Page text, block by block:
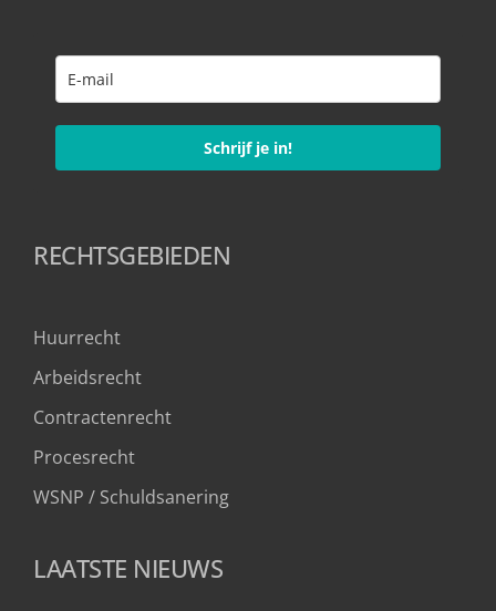
Schrijf je in!
RECHTSGEBIEDEN
Huurrecht
Arbeidsrecht
Contractenrecht
Procesrecht
WSNP / Schuldsanering
LAATSTE NIEUWS